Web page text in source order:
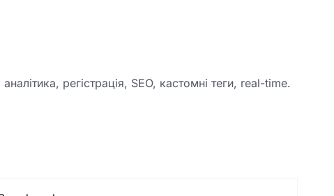
регістрація, SEO, кастомні теги, real-time.